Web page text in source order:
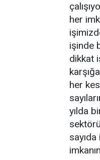
her
işinde
dikkat
her
yılda